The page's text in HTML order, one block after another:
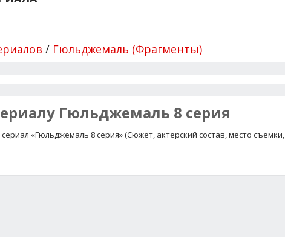
/ Гюльджемаль (Фрагменты)
Гюльджемаль 8 серия
«Гюльджемаль 8 серия» (Сюжет, актерский состав, место съемки,